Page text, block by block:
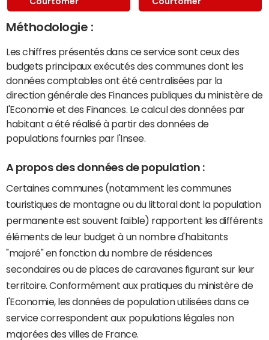
Méthodologie :
Les chiffres présentés dans ce service sont ceux des
budgets principaux exécutés des communes dont les
données comptables ont été centralisées par la
direction générale des Finances publiques du ministère de
l'Economie et des Finances. Le calcul des données par
habitant a été réalisé à partir des données de
populations fournies par l'Insee.
A propos des données de population :
Certaines communes (notamment les communes
touristiques de montagne ou du littoral dont la population
permanente est souvent faible) rapportent les différents
éléments de leur budget à un nombre d'habitants
"majoré" en fonction du nombre de résidences
secondaires ou de places de caravanes figurant sur leur
territoire. Conformément aux pratiques du ministère de
l'Economie, les données de population utilisées dans ce
service correspondent aux populations légales non
majorées des villes de France.